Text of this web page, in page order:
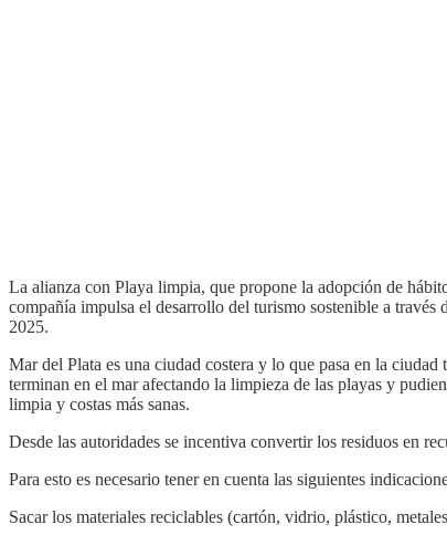
La alianza con Playa limpia, que propone la adopción de
compañía impulsa el desarrollo del turismo sostenible a
2025.
Mar del Plata es una ciudad costera y lo que pasa en la
terminan en el mar afectando la limpieza de las playas y
limpia y costas más sanas.
Desde las autoridades se incentiva convertir los residuos en
Para esto es necesario tener en cuenta las siguientes
Sacar los materiales reciclables (cartón, vidrio, plástico,